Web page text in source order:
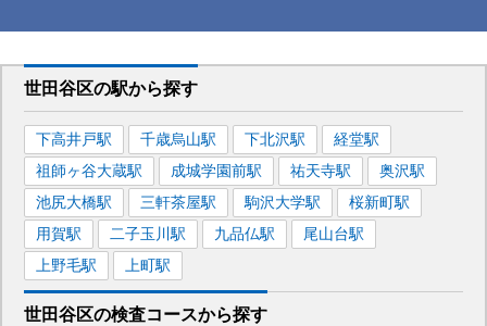
世田谷区の駅から探す
下高井戸駅 千歳烏山駅 下北沢駅 経堂駅
祖師ヶ谷大蔵駅 成城学園前駅 祐天寺駅 奥沢駅
池尻大橋駅 三軒茶屋駅 駒沢大学駅 桜新町駅
用賀駅 二子玉川 駅 九品仏駅 尾山台駅
上野毛駅 上町駅
世田谷区の検査コースから探す